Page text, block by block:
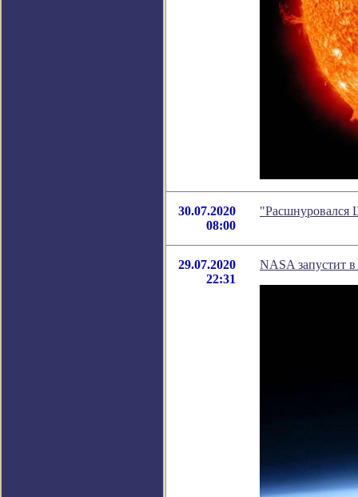
30.07.2020
08:00
"Расшнуровался
29.07.2020
22:31
NASA запустит